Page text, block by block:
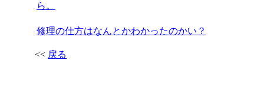
ら。
修理の仕方はなんとかわかったのかい？
<< 戻る